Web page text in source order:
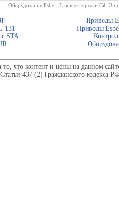
Оборудование Esbe Газовые горелки Cib
Приводы
131
Приводы
STA
что контент и цены на данном
437 (2) Гражданского кодекса